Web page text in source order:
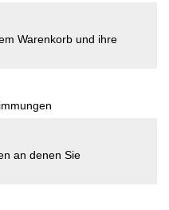
Warenkorb und ihre
an denen Sie